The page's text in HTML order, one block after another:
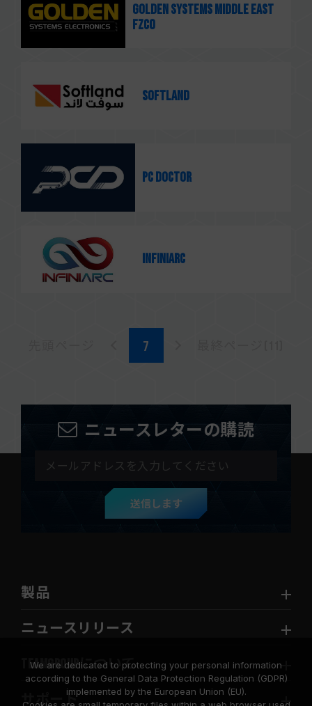
GOLDEN SYSTEMS MIDDLE EAST
FZCO
Softland
PC Doctor
Infiniarc
ニュースレターの購読
送信します
製品
ニュースリリース
TEAMGROUPについて
サポート
We are dedicated to protecting your personal information
according to the General Data Protection Regulation (GDPR)
implemented by the European Union (EU).